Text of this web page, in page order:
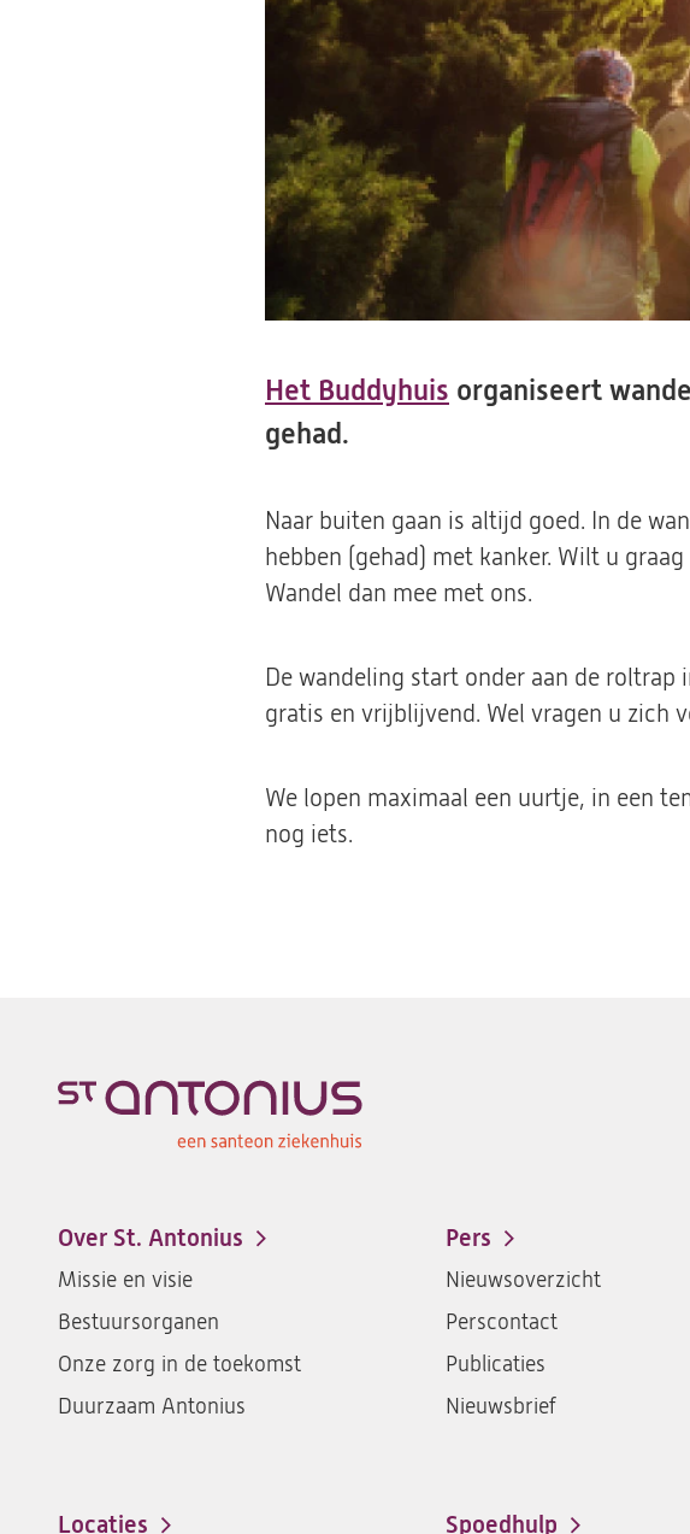
Het Buddyhuis organiseert
gehad.
Naar buiten gaan is altijd goed. In de
hebben (gehad) met kanker. Wilt u
Wandel dan mee met ons.
De wandeling start onder aan de
gratis en vrijblijvend. Wel vragen u zich
We lopen maximaal een uurtje, in een
nog iets.
Footer-
menu
Over St. Antonius
Missie en visie
Bestuursorganen
Onze zorg in de toekomst
Duurzaam Antonius
Pers
Nieuwsoverzicht
Perscontact
Publicaties
Nieuwsbrief
Locaties Spoedhulp